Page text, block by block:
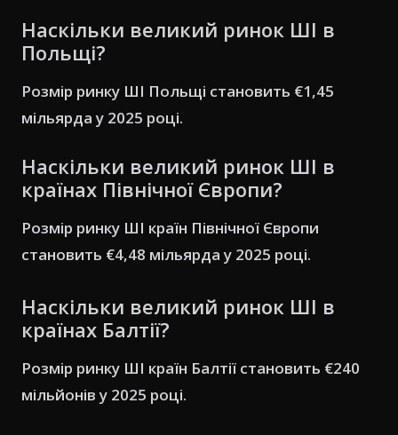
Наскільки великий ринок ШІ в
Польщі?
Розмір ринку ШІ Польщі становить €1,45
мільярда у 2025 році.
Наскільки великий ринок ШІ в
країнах Північної Європи?
Розмір ринку ШІ країн Північної Європи
становить €4,48 мільярда у 2025 році.
Наскільки великий ринок ШІ в
країнах Балтії?
Розмір ринку ШІ країн Балтії становить €240
мільйонів у 2025 році.